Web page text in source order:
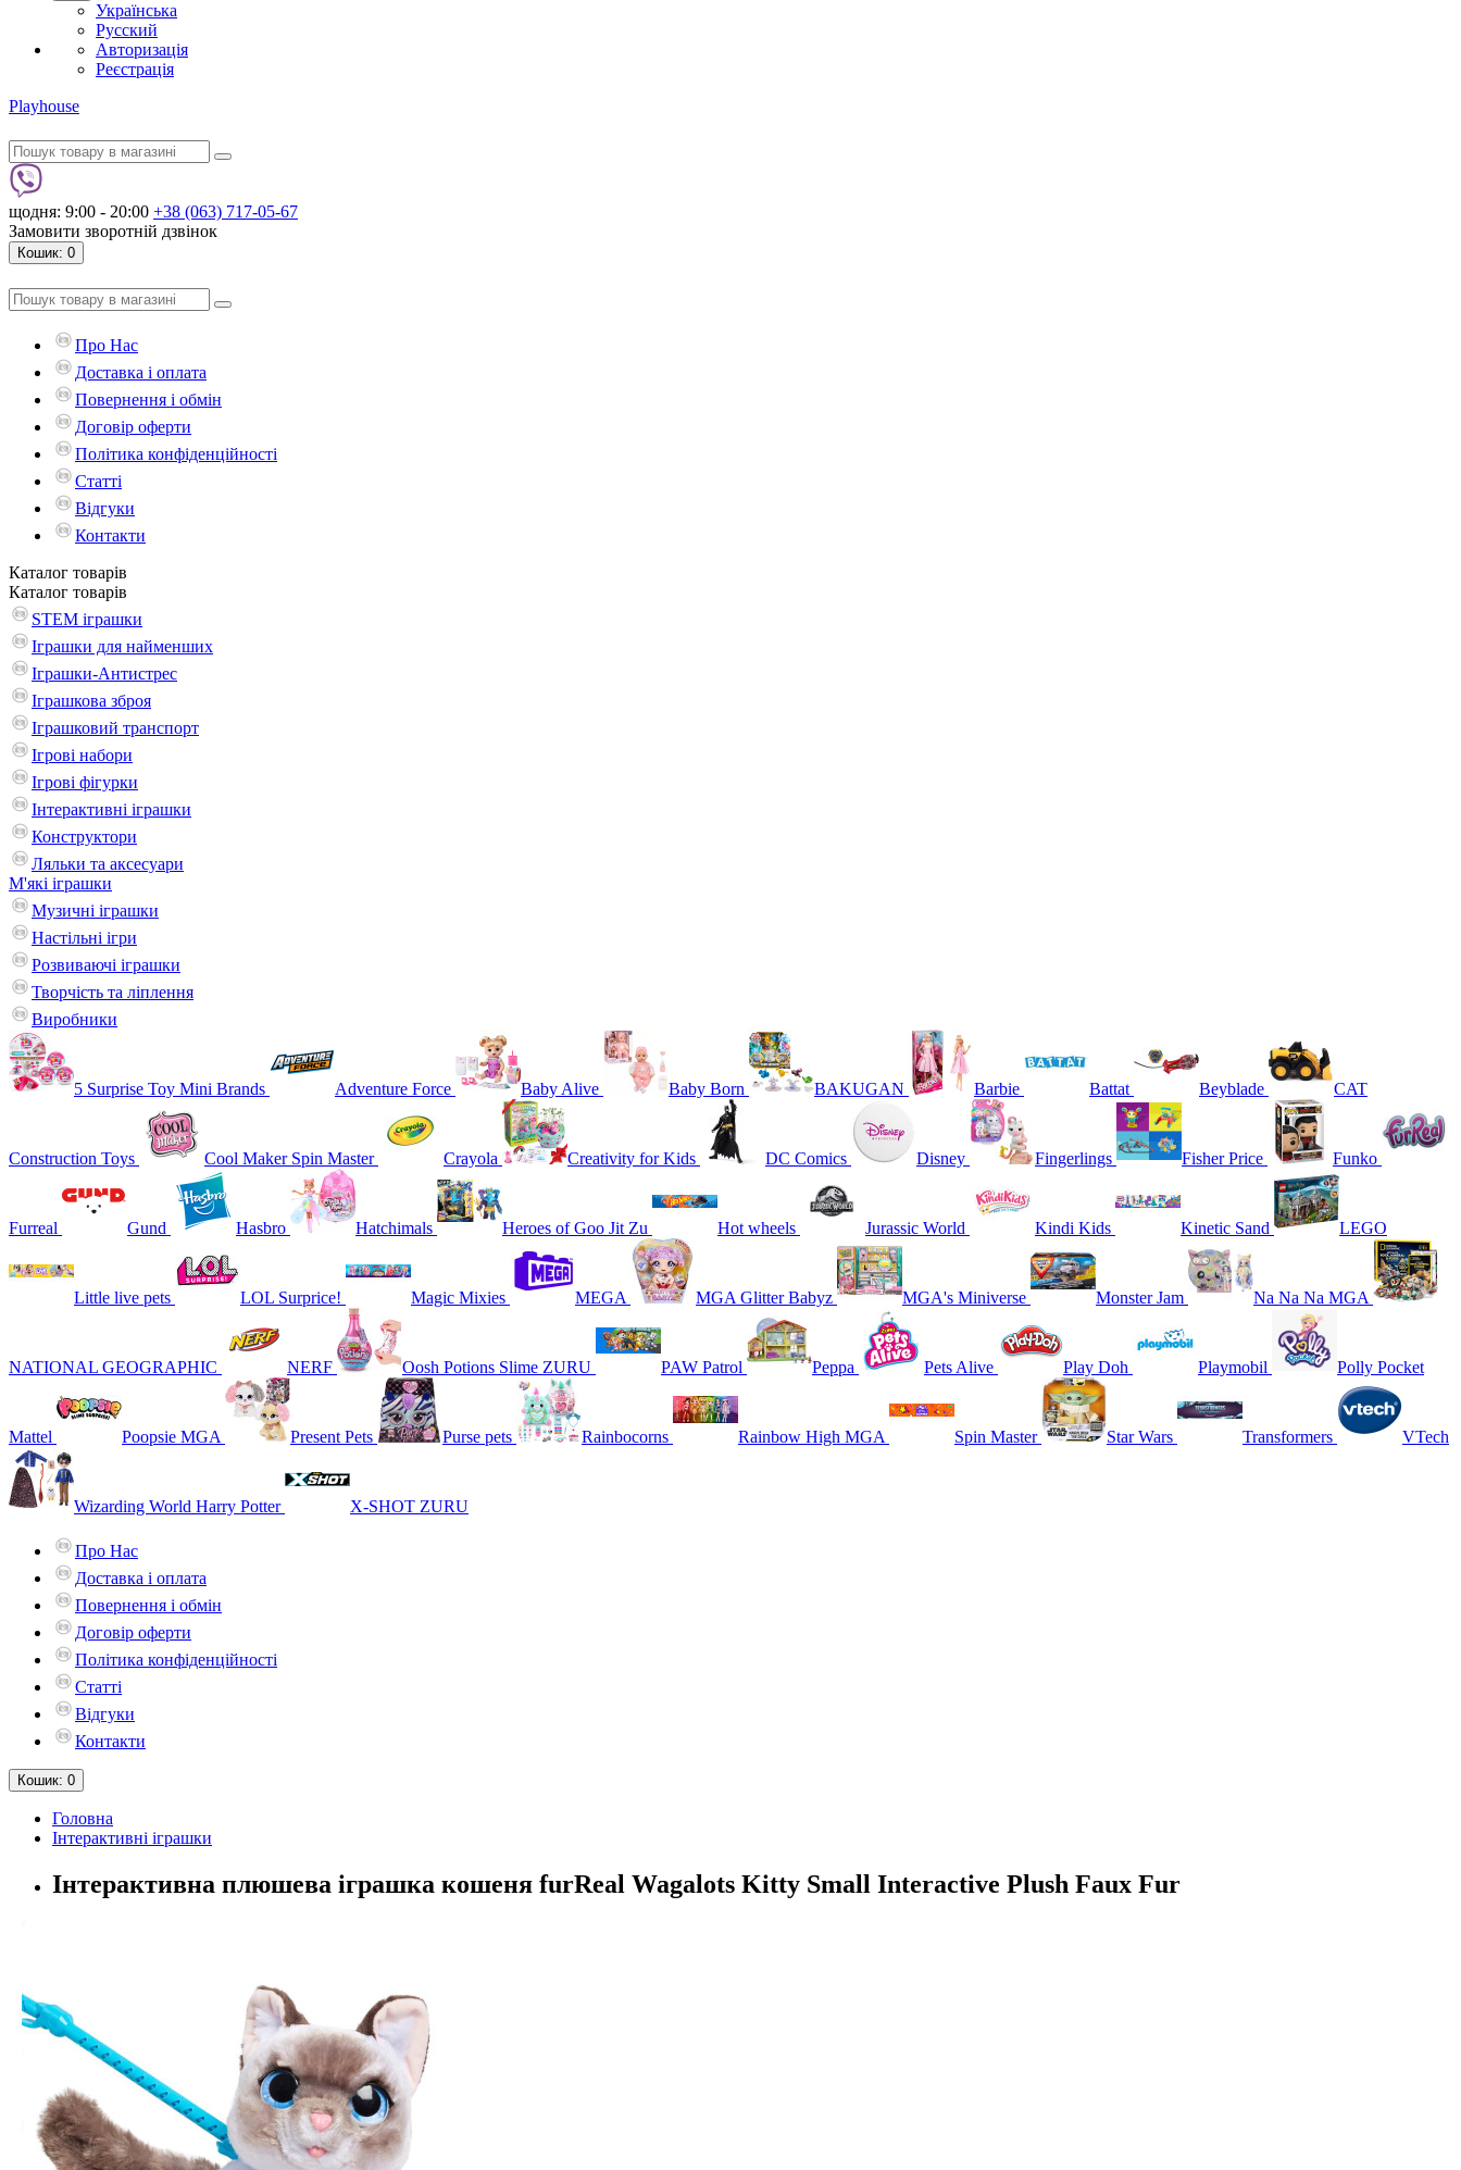
Українська
Русский
Авторизація
Реєстрація
Playhouse
щодня: 9:00 - 20:00 +38 (063) 717-05-67
Замовити зворотній дзвінок
Кошик: 0
Про Нас
Доставка і оплата
Повернення і обмін
Договір оферти
Політика конфіденційності
Статті
Відгуки
Контакти
Каталог товарів
Каталог товарів
STEM іграшки
Іграшки для найменших
Іграшки-Антистрес
Іграшкова зброя
Іграшковий транспорт
Ігрові набори
Ігрові фігурки
Інтерактивні іграшки
Конструктори
Ляльки та аксесуари
М'які іграшки
Музичні іграшки
Настільні iгри
Розвиваючі іграшки
Творчість та ліплення
Виробники
5 Surprise Toy Mini Brands Adventure Force Baby Alive Baby Born BAKUGAN Barbie Battat Beyblade CAT
Construction Toys Cool Maker Spin Master Crayola Creativity for Kids DC Comics Disney Fingerlings Fisher Price Funko
Furreal Gund Hasbro Hatchimals Heroes of Goo Jit Zu Hot wheels Jurassic World Kindi Kids Kinetic Sand LEGO
Little live pets LOL Surprice! Magic Mixies MEGA MGA Glitter Babyz MGA's Miniverse Monster Jam Na Na Na MGA
NATIONAL GEOGRAPHIC NERF Oosh Potions Slime ZURU PAW Patrol Peppa Pets Alive Play Doh Playmobil Polly Pocket
Mattel Poopsie MGA Present Pets Purse pets Rainbocorns Rainbow High MGA Spin Master Star Wars Transformers VTech
Wizarding World Harry Potter X-SHOT ZURU
Про Нас
Доставка і оплата
Повернення і обмін
Договір оферти
Політика конфіденційності
Статті
Відгуки
Контакти
Кошик: 0
Головна
Інтерактивні іграшки
Інтерактивна плюшева іграшка кошеня furReal Wagalots Kitty Small Interactive Plush Faux Fur